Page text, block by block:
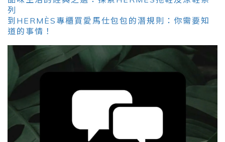
列
到HERMÈS專櫃買愛馬仕包包的潛規則：你需要知
道的事情！